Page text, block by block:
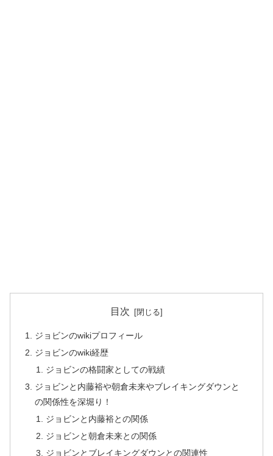
目次
ジョビンのwikiプロフィール
ジョビンのwiki経歴
ジョビンの格闘家としての戦績
ジョビンと内藤裕や朝倉未来やブレイキングダウンと
の関係性を深堀り！
ジョビンと内藤裕との関係
ジョビンと朝倉未来との関係
ジョビンとブレイキングダウンとの関連性